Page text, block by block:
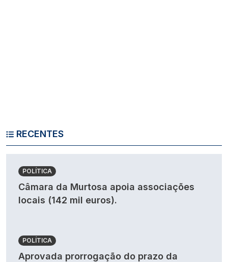
RECENTES
POLÍTICA
Câmara da Murtosa apoia associações
locais (142 mil euros).
POLÍTICA
Aprovada prorrogação do prazo da